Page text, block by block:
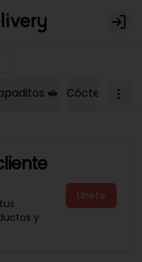
Login
🥪 Cóctel Dulce
y
Únete